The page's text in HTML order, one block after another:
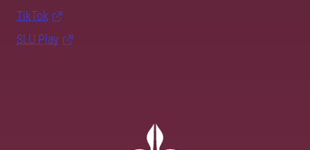
TikTok
SLU Play